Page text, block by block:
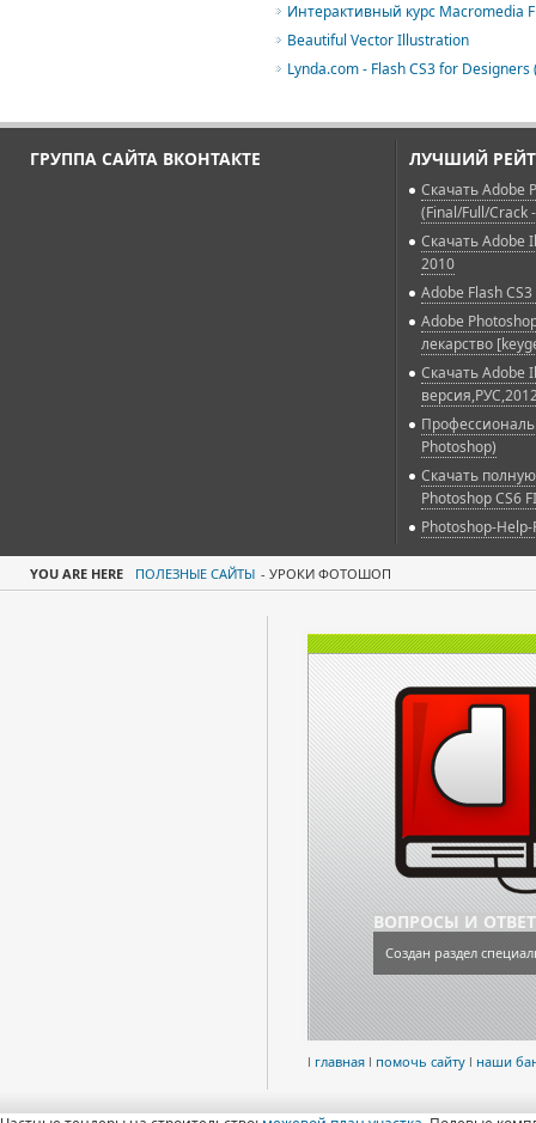
Интерактивный курс Macromedia
Beautiful Vector Illustration
Lynda.com - Flash CS3 for Designers
ГРУППА САЙТА ВКОНТАКТЕ ЛУЧШИЙ
Скачать Adobe
(Final/Full/Crack
Скачать Adobe
2010
Adobe Flash
Adobe
лекарство
Скачать Adobe
Photoshop)
Скачать
Photoshop CS6
Photoshop-Help-
YOU ARE HERE ПОЛЕЗНЫЕ САЙТЫ - УРОКИ ФОТОШОП
ВОПРОСЫ И
Создан раздел
l главная l помочь сайту l наши